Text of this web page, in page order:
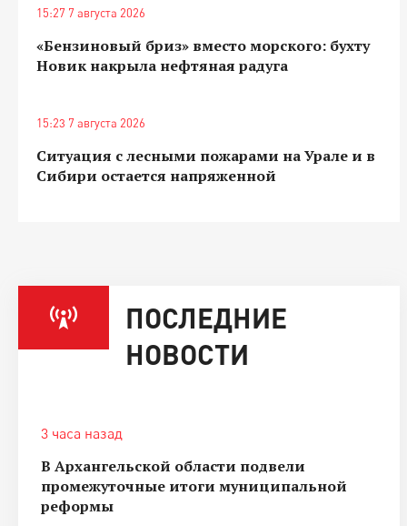
15:27 7 августа 2026
«Бензиновый бриз» вместо морского: бухту
Новик накрыла нефтяная радуга
15:23 7 августа 2026
Ситуация с лесными пожарами на Урале и в
Сибири остается напряженной
ПОСЛЕДНИЕ
НОВОСТИ
3 часа назад
В Архангельской области подвели
промежуточные итоги муниципальной
реформы